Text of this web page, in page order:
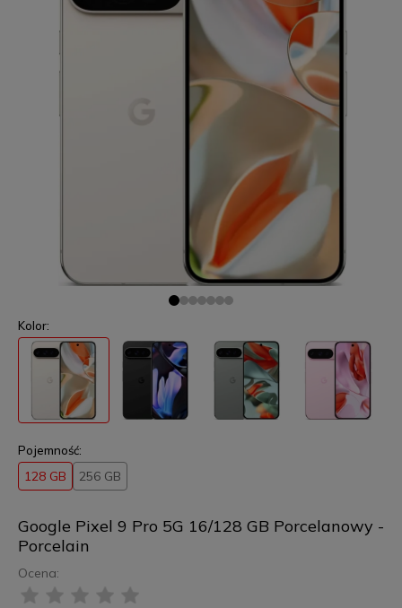
Google Pixel 9 Pro 5G 16/128 GB Porcelanowy -
Porcelain
Ocena:
Kolor:
Pojemność:
128 GB 256 GB